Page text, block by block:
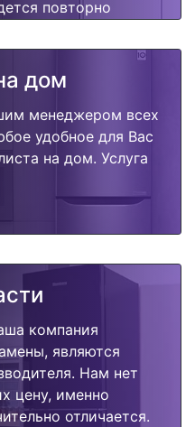
повторно
дом
менеджером всех
удобное для Вас
на дом. Услуга
компания
являются
Нам нет
цену, именно
отличается.